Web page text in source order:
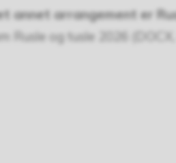
annet arrangement er
Rusle og tusle 2026